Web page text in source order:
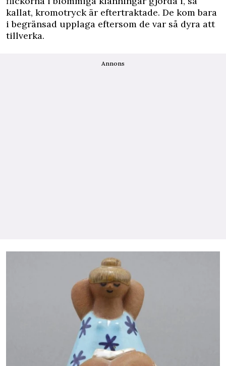
kallat, kromotryck är eftertraktade. De kom bara
i begränsad upplaga eftersom de var så dyra att
tillverka.
Annons